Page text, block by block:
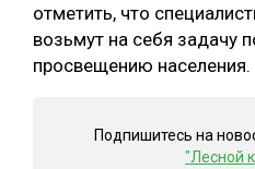
отметить, что
возьмут на себя задачу
просвещению населения.
Подпишитесь на
"Лесной